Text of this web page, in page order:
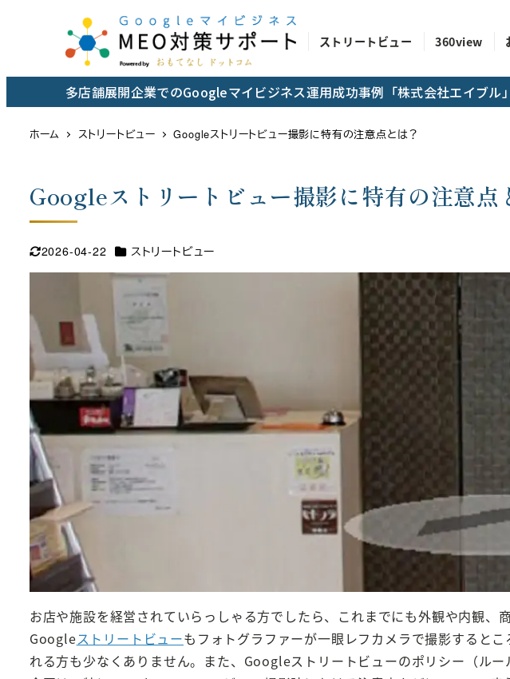
ン
ストリートビュー 360view
多店舗展開企業でのGoogleマイビジネス運用成功事例「株式会社エイブル
ホーム ストリートビュー Googleストリートビュー撮影に特有の注意点とは？
Googleストリートビュー撮影に特有の注意点
更新日
2026-04-22 カテゴリー
ストリートビュー
お店や施設を経営されていらっしゃる方でしたら、これまでにも外観や内観
Googleストリートビューもフォトグラファーが一眼レフカメラで撮影すると
れる方も少なくありません。また、Googleストリートビューのポリシー（ル